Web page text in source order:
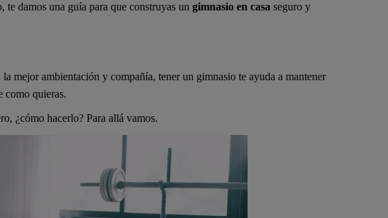
damos una guía para que construyas un gimnasio en casa seguro y
mejor ambientación y compañía, tener un gimnasio te ayuda a mantener
como quieras.
¿cómo hacerlo? Para allá vamos.